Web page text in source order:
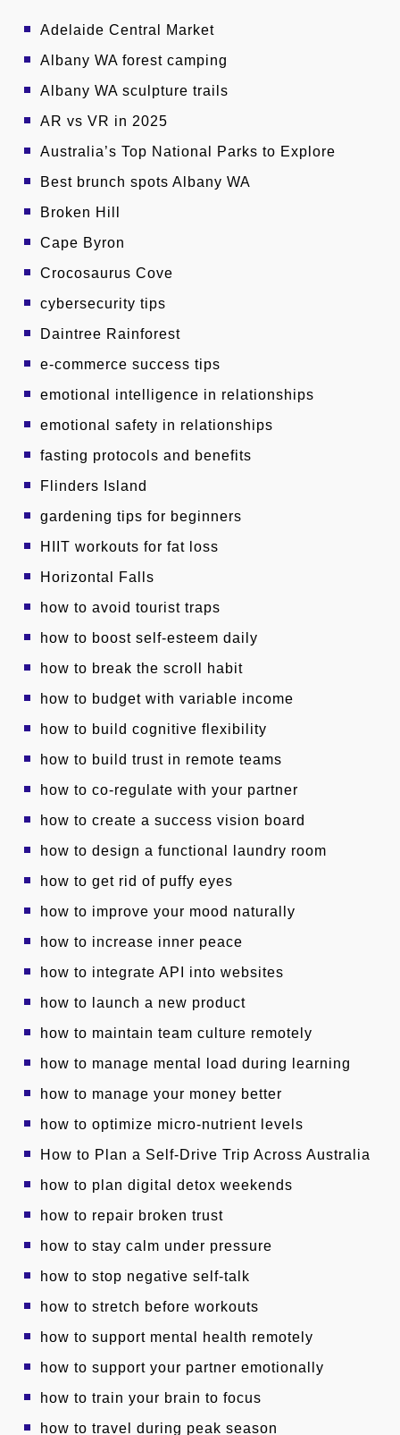
Adelaide Central Market
Albany WA forest camping
Albany WA sculpture trails
AR vs VR in 2025
Australia’s Top National Parks to Explore
Best brunch spots Albany WA
Broken Hill
Cape Byron
Crocosaurus Cove
cybersecurity tips
Daintree Rainforest
e-commerce success tips
emotional intelligence in relationships
emotional safety in relationships
fasting protocols and benefits
Flinders Island
gardening tips for beginners
HIIT workouts for fat loss
Horizontal Falls
how to avoid tourist traps
how to boost self-esteem daily
how to break the scroll habit
how to budget with variable income
how to build cognitive flexibility
how to build trust in remote teams
how to co-regulate with your partner
how to create a success vision board
how to design a functional laundry room
how to get rid of puffy eyes
how to improve your mood naturally
how to increase inner peace
how to integrate API into websites
how to launch a new product
how to maintain team culture remotely
how to manage mental load during learning
how to manage your money better
how to optimize micro-nutrient levels
How to Plan a Self-Drive Trip Across Australia
how to plan digital detox weekends
how to repair broken trust
how to stay calm under pressure
how to stop negative self-talk
how to stretch before workouts
how to support mental health remotely
how to support your partner emotionally
how to train your brain to focus
how to travel during peak season